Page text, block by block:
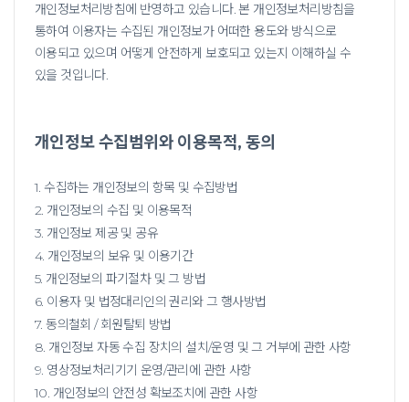
개인정보처리방침에 반영하고 있습니다.본 개인정보처리방침을
통하여 이용자는 수집된 개인정보가 어떠한 용도와 방식으로
이용되고 있으며 어떻게 안전하게 보호되고 있는지 이해하실 수
있을 것입니다.
개인정보 수집범위와 이용목적, 동의
1. 수집하는 개인정보의 항목 및 수집방법
2. 개인정보의 수집 및 이용목적
3. 개인정보 제공 및 공유
4. 개인정보의 보유 및 이용기간
5. 개인정보의 파기절차 및 그 방법
6. 이용자 및 법정대리인의 권리와 그 행사방법
7. 동의철회 / 회원탈퇴 방법
8. 개인정보 자동 수집 장치의 설치/운영 및 그 거부에 관한 사항
9. 영상정보처리기기 운영/관리에 관한 사항
10. 개인정보의 안전성 확보조치에 관한 사항